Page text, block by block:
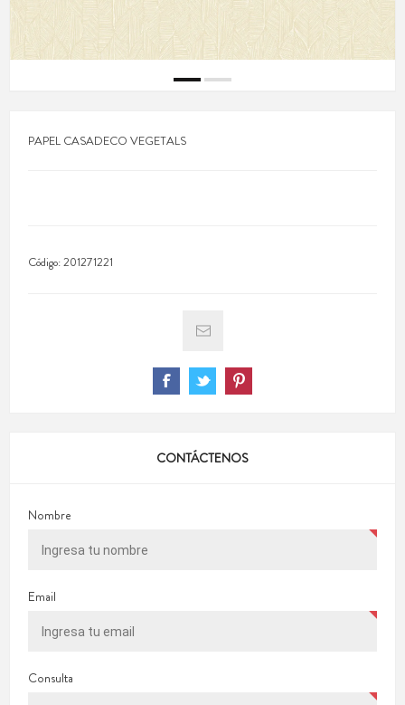
PAPEL CASADECO VEGETALS
Código:201271221
CONTÁCTENOS
Nombre
Email
Consulta